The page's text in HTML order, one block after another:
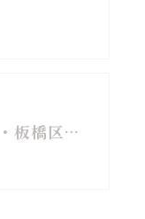
東京都北区・板橋区でヘアマニキュアをお探しの方へ｜頭皮がしみる方のための白髪染めという選択肢